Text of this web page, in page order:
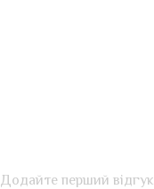
Додайте перший відгук